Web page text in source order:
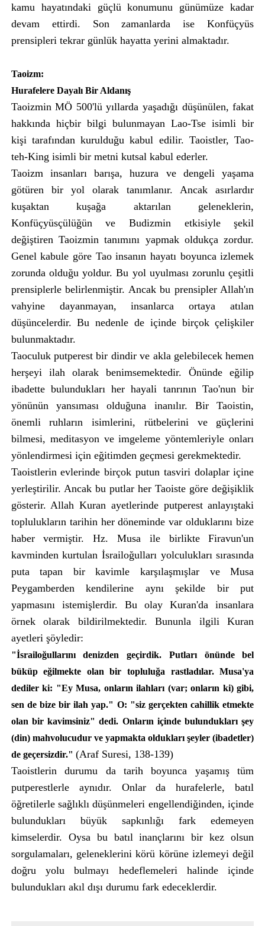
kamu hayatındaki güçlü konumunu günümüze kadar
devam ettirdi. Son zamanlarda ise Konfüçyüs
prensipleri tekrar günlük hayatta yerini almaktadır.
Taoizm:
Hurafelere Dayalı Bir Aldanış
Taoizmin MÖ 500'lü yıllarda yaşadığı düşünülen, fakat
hakkında hiçbir bilgi bulunmayan Lao-Tse isimli bir
kişi tarafından kurulduğu kabul edilir. Taoistler, Tao-
teh-King isimli bir metni kutsal kabul ederler.
Taoizm insanları barışa, huzura ve dengeli yaşama
götüren bir yol olarak tanımlanır. Ancak asırlardır
kuşaktan kuşağa aktarılan geleneklerin,
Konfüçyüsçülüğün ve Budizmin etkisiyle şekil
değiştiren Taoizmin tanımını yapmak oldukça zordur.
Genel kabule göre Tao insanın hayatı boyunca izlemek
zorunda olduğu yoldur. Bu yol uyulması zorunlu çeşitli
prensiplerle belirlenmiştir. Ancak bu prensipler Allah'ın
vahyine dayanmayan, insanlarca ortaya atılan
düşüncelerdir. Bu nedenle de içinde birçok çelişkiler
bulunmaktadır.
Taoculuk putperest bir dindir ve akla gelebilecek hemen
herşeyi ilah olarak benimsemektedir. Önünde eğilip
ibadette bulundukları her hayali tanrının Tao'nun bir
yönünün yansıması olduğuna inanılır. Bir Taoistin,
önemli ruhların isimlerini, rütbelerini ve güçlerini
bilmesi, meditasyon ve imgeleme yöntemleriyle onları
yönlendirmesi için eğitimden geçmesi gerekmektedir.
Taoistlerin evlerinde birçok putun tasviri dolaplar içine
yerleştirilir. Ancak bu putlar her Taoiste göre değişiklik
gösterir. Allah Kuran ayetlerinde putperest anlayıştaki
toplulukların tarihin her döneminde var olduklarını bize
haber vermiştir. Hz. Musa ile birlikte Firavun'un
kavminden kurtulan İsrailoğulları yolculukları sırasında
puta tapan bir kavimle karşılaşmışlar ve Musa
Peygamberden kendilerine aynı şekilde bir put
yapmasını istemişlerdir. Bu olay Kuran'da insanlara
örnek olarak bildirilmektedir. Bununla ilgili Kuran
ayetleri şöyledir:
"İsrailoğullarını denizden geçirdik. Putları önünde bel
büküp eğilmekte olan bir topluluğa rastladılar. Musa'ya
dediler ki: "Ey Musa, onların ilahları (var; onların ki) gibi,
sen de bize bir ilah yap." O: "siz gerçekten cahillik etmekte
olan bir kavimsiniz" dedi. Onların içinde bulundukları şey
(din) mahvolucudur ve yapmakta oldukları şeyler (ibadetler)
de geçersizdir." (Araf Suresi, 138-139)
Taoistlerin durumu da tarih boyunca yaşamış tüm
putperestlerle aynıdır. Onlar da hurafelerle, batıl
öğretilerle sağlıklı düşünmeleri engellendiğinden, içinde
bulundukları büyük sapkınlığı fark edemeyen
kimselerdir. Oysa bu batıl inançlarını bir kez olsun
sorgulamaları, geleneklerini körü körüne izlemeyi değil
doğru yolu bulmayı hedeflemeleri halinde içinde
bulundukları akıl dışı durumu fark edeceklerdir.